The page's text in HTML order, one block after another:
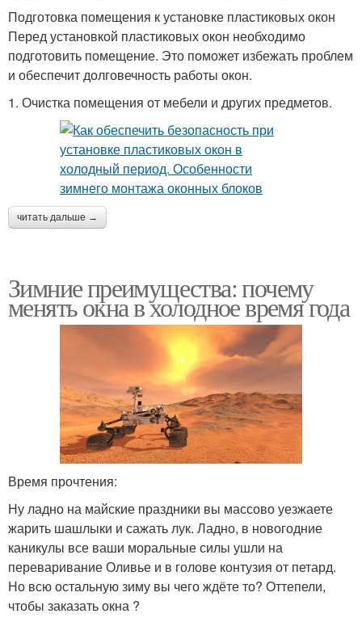
Подготовка помещения к установке пластиковых окон
Перед установкой пластиковых окон необходимо
подготовить помещение. Это поможет избежать проблем
и обеспечит долговечность работы окон.
1. Очистка помещения от мебели и других предметов.
читать дальше →
Зимние преимущества: почему
менять окна в холодное время года
Время прочтения:
Ну ладно на майские праздники вы массово уезжаете
жарить шашлыки и сажать лук. Ладно, в новогодние
каникулы все ваши моральные силы ушли на
переваривание Оливье и в голове контузия от петард.
Но всю остальную зиму вы чего ждёте то? Оттепели,
чтобы заказать окна ?